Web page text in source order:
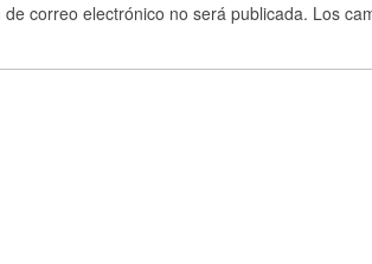
de correo electrónico no será publicada. Los